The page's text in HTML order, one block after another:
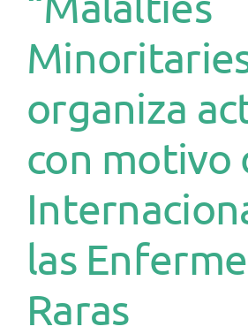
organiza
con motivo
las
Raras